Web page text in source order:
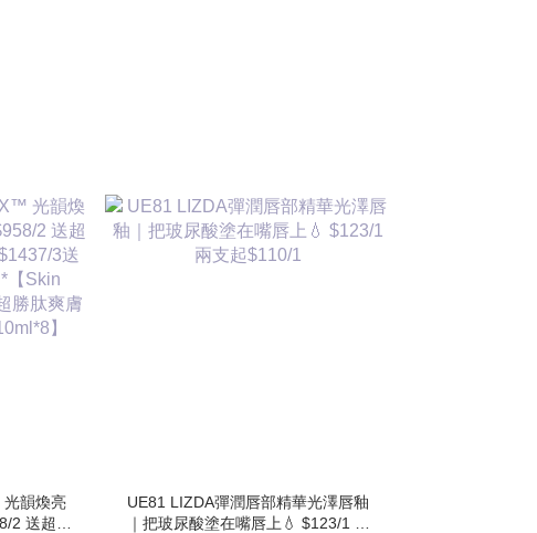
韻煥亮
2 送超勝
UE81 LIZDA彈潤唇部精華光澤唇釉
｜把玻尿酸塗在嘴唇上💧 $123/1 兩